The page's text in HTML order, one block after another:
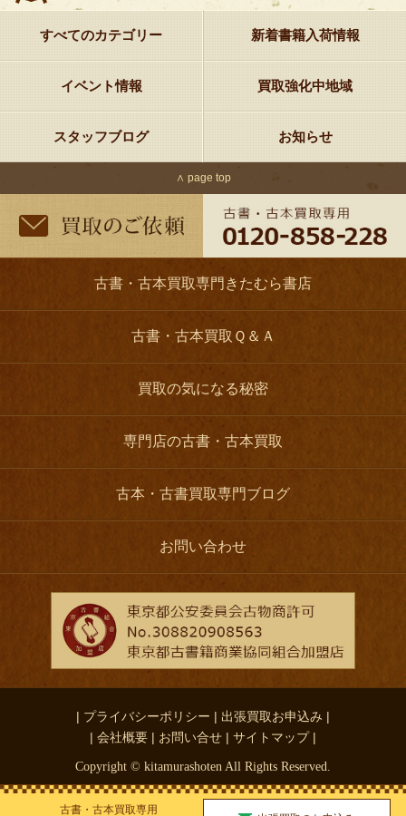
古書・古本買取専用
すべてのカテゴリー 新着書籍入荷情報
イベント情報 買取強化中地域
スタッフブログ お知らせ
∧ page top
古書・古本買取専門きたむら書店
古書・古本買取Ｑ＆Ａ
買取の気になる秘密
専門店の古書・古本買取
古本・古書買取専門ブログ
お問い合わせ
| プライバシーポリシー | 出張買取お申込み |
| 会社概要 | お問い合せ | サイトマップ |
Copyright © kitamurashoten All Rights Reserved.